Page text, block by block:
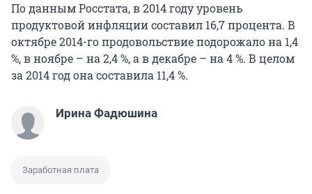
По данным Росстата, в 2014 году уровень
продуктовой инфляции составил 16,7 процента. В
октябре 2014-го продовольствие подорожало на 1,4
%, в ноябре – на 2,4 %, а в декабре – на 4 %. В целом
за 2014 год она составила 11,4 %.
Ирина Фадюшина
Заработная плата